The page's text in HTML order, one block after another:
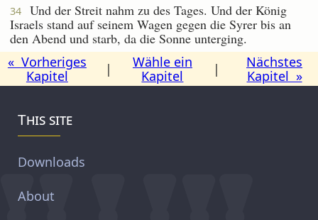
34
Und der Streit nahm zu des Tages. Und der König
Israels stand auf seinem Wagen gegen die Syrer bis an
den Abend und starb, da die Sonne unterging.
« Vorheriges
Kapitel
|
Wähle ein
Kapitel
|
Nächstes
Kapitel »
This site
Downloads
About